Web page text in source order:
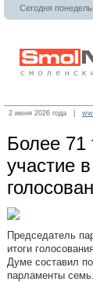
Сегодня
2 июня 2026 года |
Более 71
участие
Председатель
итоги
Думе составил
парламенты семь.